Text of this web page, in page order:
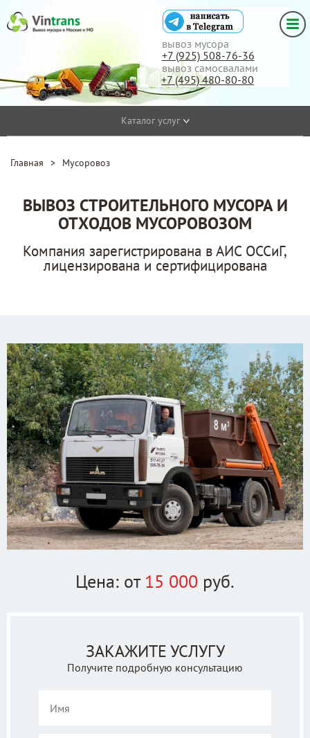
вывоз мусора
+7 (925) 508-76-36
вывоз самосвалами
+7 (495) 480-80-80
Каталог услуг
Главная > Мусоровоз
ВЫВОЗ СТРОИТЕЛЬНОГО МУСОРА И
ОТХОДОВ МУСОРОВОЗОМ
Компания зарегистрирована в АИС ОССиГ,
лицензирована и сертифицирована
Цена: от 15 000 руб.
ЗАКАЖИТЕ УСЛУГУ
Получите подробную консультацию